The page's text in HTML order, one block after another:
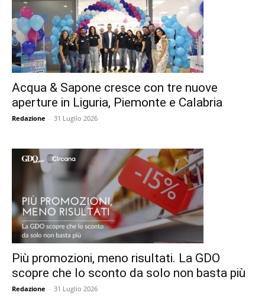
Acqua & Sapone cresce con tre nuove
aperture in Liguria, Piemonte e Calabria
Redazione - 31 Luglio 2026
Più promozioni, meno risultati. La GDO
scopre che lo sconto da solo non basta più
Redazione - 31 Luglio 2026